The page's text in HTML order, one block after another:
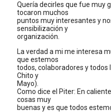
Quería decirles que fue muy
tocaron muchos
puntos muy interesantes y
sensibilización y
organización.
La verdad a mi me interesa
que estemos
todos, colaboradores y todos
Chito y
Mayo).
Como dice el Piter: En
cosas muy
buenas y es que todos